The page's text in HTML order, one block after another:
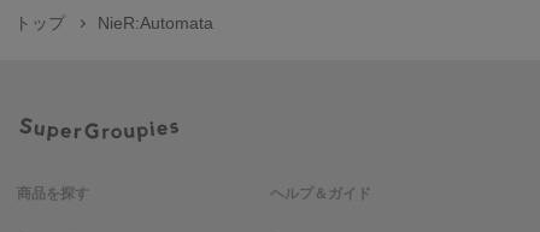
トップ NieR:Automata
商品を探す ヘルプ＆ガイド